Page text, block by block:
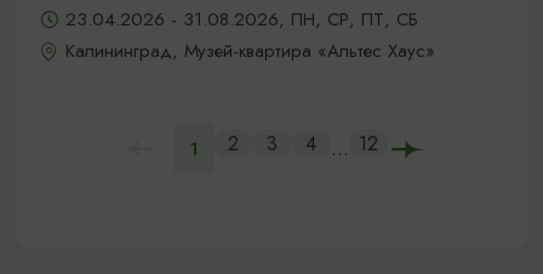
23.04.2026 - 31.08.2026, ПН, СР, ПТ, СБ
Калининград, Музей-квартира «Альтес Хаус»
1 2 3 4 ... 12